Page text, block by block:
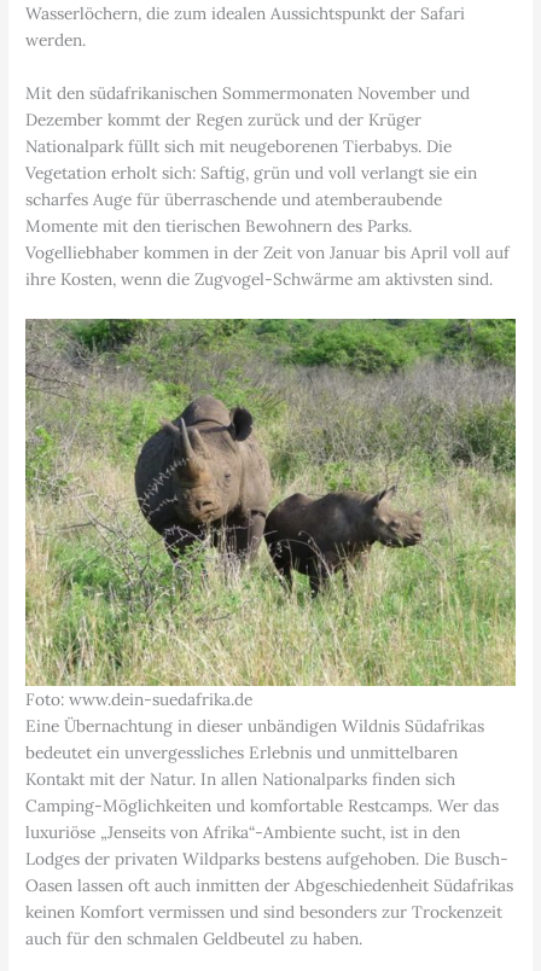
Wasserlöchern, die zum idealen Aussichtspunkt der Safari
werden.
Mit den südafrikanischen Sommermonaten November und
Dezember kommt der Regen zurück und der Krüger
Nationalpark füllt sich mit neugeborenen Tierbabys. Die
Vegetation erholt sich: Saftig, grün und voll verlangt sie ein
scharfes Auge für überraschende und atemberaubende
Momente mit den tierischen Bewohnern des Parks.
Vogelliebhaber kommen in der Zeit von Januar bis April voll auf
ihre Kosten, wenn die Zugvogel-Schwärme am aktivsten sind.
Foto: www.dein-suedafrika.de
Eine Übernachtung in dieser unbändigen Wildnis Südafrikas
bedeutet ein unvergessliches Erlebnis und unmittelbaren
Kontakt mit der Natur. In allen Nationalparks finden sich
Camping-Möglichkeiten und komfortable Restcamps. Wer das
luxuriöse „Jenseits von Afrika“-Ambiente sucht, ist in den
Lodges der privaten Wildparks bestens aufgehoben. Die Busch-
Oasen lassen oft auch inmitten der Abgeschiedenheit Südafrikas
keinen Komfort vermissen und sind besonders zur Trockenzeit
auch für den schmalen Geldbeutel zu haben.